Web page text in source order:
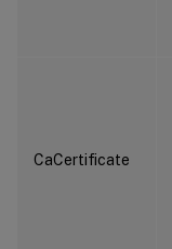
CaCertificate